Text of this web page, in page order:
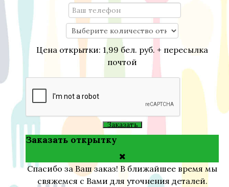
Цена открытки: 1,99 бел. руб. + пересылка
почтой
Заказать
Заказать открытку
Спасибо за Ваш заказ! В ближайшее время мы
свяжемся с Вами для уточнения деталей.